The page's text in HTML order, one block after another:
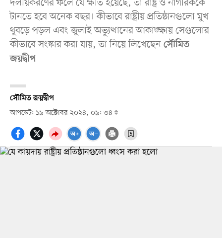
দলীয়করণের ফলে যে ক্ষতি হয়েছে, তা রাষ্ট্র ও নাগরিককে
টানতে হবে অনেক বছর। কীভাবে রাষ্ট্রীয় প্রতিষ্ঠানগুলো মুখ
থুবড়ে পড়ল এবং জুলাই অভ্যুত্থানের আকাঙ্ক্ষায় সেগুলোর
কীভাবে সংস্কার করা যায়, তা নিয়ে লিখেছেন সৌমিত
জয়দ্বীপ
সৌমিত জয়দ্বীপ
আপডেট: ১৯ অক্টোবর ২০২৪, ০৯: ৩৪